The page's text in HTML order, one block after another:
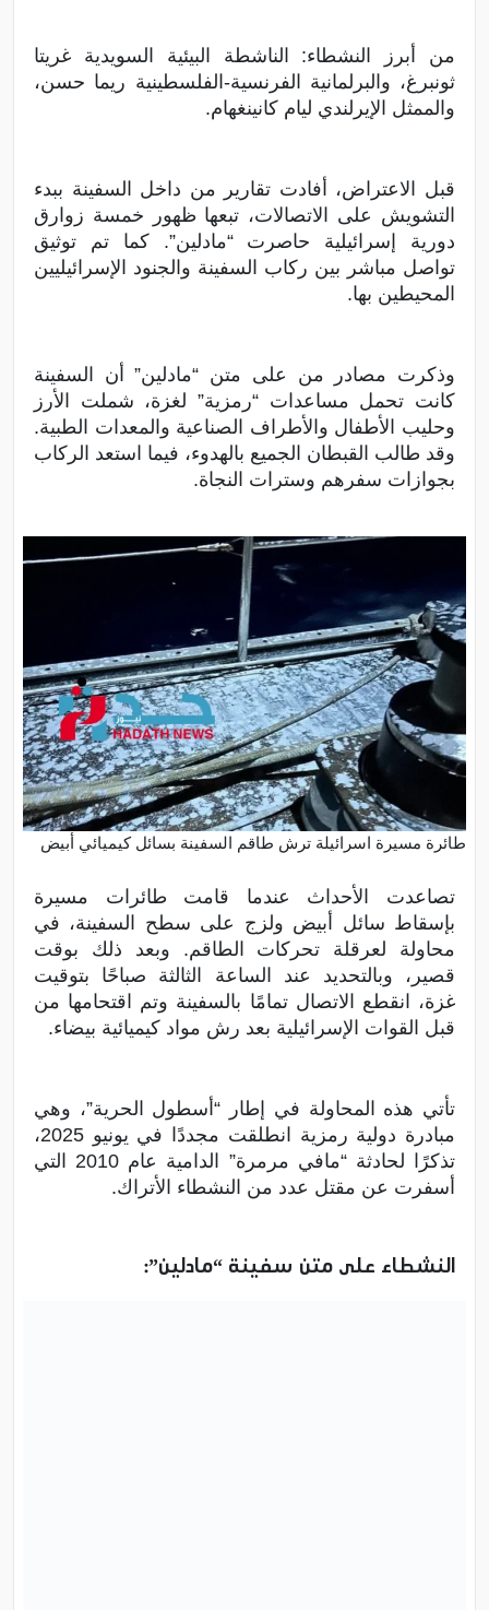
من أبرز النشطاء: الناشطة البيئية السويدية غريتا
ثونبرغ، والبرلمانية الفرنسية-الفلسطينية ريما حسن،
والممثل الإيرلندي ليام كانينغهام.
قبل الاعتراض، أفادت تقارير من داخل السفينة ببدء
التشويش على الاتصالات، تبعها ظهور خمسة زوارق
دورية إسرائيلية حاصرت “مادلين”. كما تم توثيق
تواصل مباشر بين ركاب السفينة والجنود الإسرائيليين
المحيطين بها.
وذكرت مصادر من على متن “مادلين” أن السفينة
كانت تحمل مساعدات “رمزية” لغزة، شملت الأرز
وحليب الأطفال والأطراف الصناعية والمعدات الطبية.
وقد طالب القبطان الجميع بالهدوء، فيما استعد الركاب
بجوازات سفرهم وسترات النجاة.
طائرة مسيرة اسرائيلة ترش طاقم السفينة بسائل كيميائي أبيض
تصاعدت الأحداث عندما قامت طائرات مسيرة
بإسقاط سائل أبيض ولزج على سطح السفينة، في
محاولة لعرقلة تحركات الطاقم. وبعد ذلك بوقت
قصير، وبالتحديد عند الساعة الثالثة صباحًا بتوقيت
غزة، انقطع الاتصال تمامًا بالسفينة وتم اقتحامها من
قبل القوات الإسرائيلية بعد رش مواد كيميائية بيضاء.
تأتي هذه المحاولة في إطار “أسطول الحرية”، وهي
مبادرة دولية رمزية انطلقت مجددًا في يونيو 2025،
تذكرًا لحادثة “مافي مرمرة” الدامية عام 2010 التي
أسفرت عن مقتل عدد من النشطاء الأتراك.
النشطاء على متن سفينة “مادلين”: